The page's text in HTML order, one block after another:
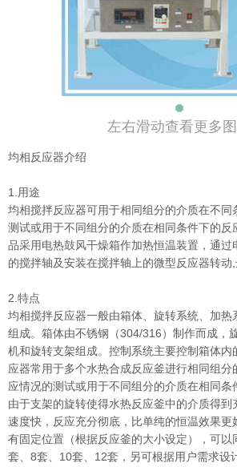
左右滑动查看更多
均相反应器介绍
1.用途
均相搅拌反应器可用于相同组分的介质在不同
测试或用于不同组分的介质在相同条件下的反
品采用电热鼓风干燥箱作加热恒温装置，通过
的搅拌轴及安装在搅拌轴上的微型反应器转动,
2.特点
均相搅拌反应器一般由箱体、旋转系统、加热
组成。箱体由不锈钢（304/316）制作而成，
机和旋转支架组成。控制系统主要控制箱体内
应器常用于多个水热合成反应釜进行相同组分
应情况的测试或用于不同组分的介质在相同条
由于支架的旋转使得水热反应釜中的介质得到
速度快，反应充分彻底，比单纯的恒温效果更
有固定位置（根据反应釜的大小设定），可以
套、8套、10套、12套，另可根据用户需求设